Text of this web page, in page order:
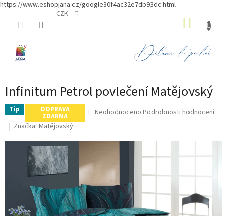
https://www.eshopjana.cz/google30f4ac32e7db93dc.html
CZK
Infinitum Petrol povlečení Matějovský
Tip DOPRAVA
ZDARMA
Průměrné
je
hvězdiček.
Neohodnoceno Podrobnosti hodnocení
Značka: Matějovský